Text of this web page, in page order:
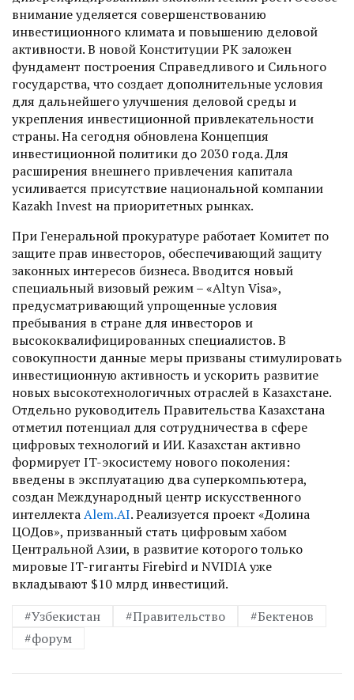
внимание уделяется совершенствованию
инвестиционного климата и повышению деловой
активности. В новой Конституции РК заложен
фундамент построения Справедливого и Сильного
государства, что создает дополнительные условия
для дальнейшего улучшения деловой среды и
укрепления инвестиционной привлекательности
страны. На сегодня обновлена Концепция
инвестиционной политики до 2030 года. Для
расширения внешнего привлечения капитала
усиливается присутствие национальной компании
Kazakh Invest на приоритетных рынках.
При Генеральной прокуратуре работает Комитет по
защите прав инвесторов, обеспечивающий защиту
законных интересов бизнеса. Вводится новый
специальный визовый режим – «Altyn Visa»,
предусматривающий упрощенные условия
пребывания в стране для инвесторов и
высококвалифицированных специалистов. В
совокупности данные меры призваны стимулировать
инвестиционную активность и ускорить развитие
новых высокотехнологичных отраслей в Казахстане.
Отдельно руководитель Правительства Казахстана
отметил потенциал для сотрудничества в сфере
цифровых технологий и ИИ. Казахстан активно
формирует IT-экосистему нового поколения:
введены в эксплуатацию два суперкомпьютера,
создан Международный центр искусственного
интеллектаAlem.AI. Реализуется проект «Долина
ЦОДов», призванный стать цифровым хабом
Центральной Азии, в развитие которого только
мировые IT-гиганты Firebird и NVIDIA уже
вкладывают $10 млрд инвестиций.
#Узбекистан
#Правительство
#Бектенов
#форум